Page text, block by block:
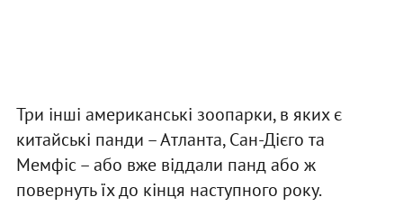
Три інші американські зоопарки, в яких є
китайські панди – Атланта, Сан-Дієго та
Мемфіс – або вже віддали панд або ж
повернуть їх до кінця наступного року.